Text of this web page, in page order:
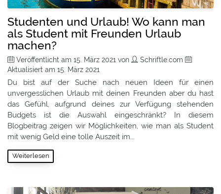
Studenten und Urlaub! Wo kann man
als Student mit Freunden Urlaub
machen?
Veröffentlicht am 15. März 2021 von
Schriftle.com
Aktualisiert am 15. März 2021
Du bist auf der Suche nach neuen Ideen für einen
unvergesslichen Urlaub mit deinen Freunden aber du hast
das Gefühl, aufgrund deines zur Verfügung stehenden
Budgets ist die Auswahl eingeschränkt? In diesem
Blogbeitrag zeigen wir Möglichkeiten, wie man als Student
mit wenig Geld eine tolle Auszeit im...
Weiterlesen